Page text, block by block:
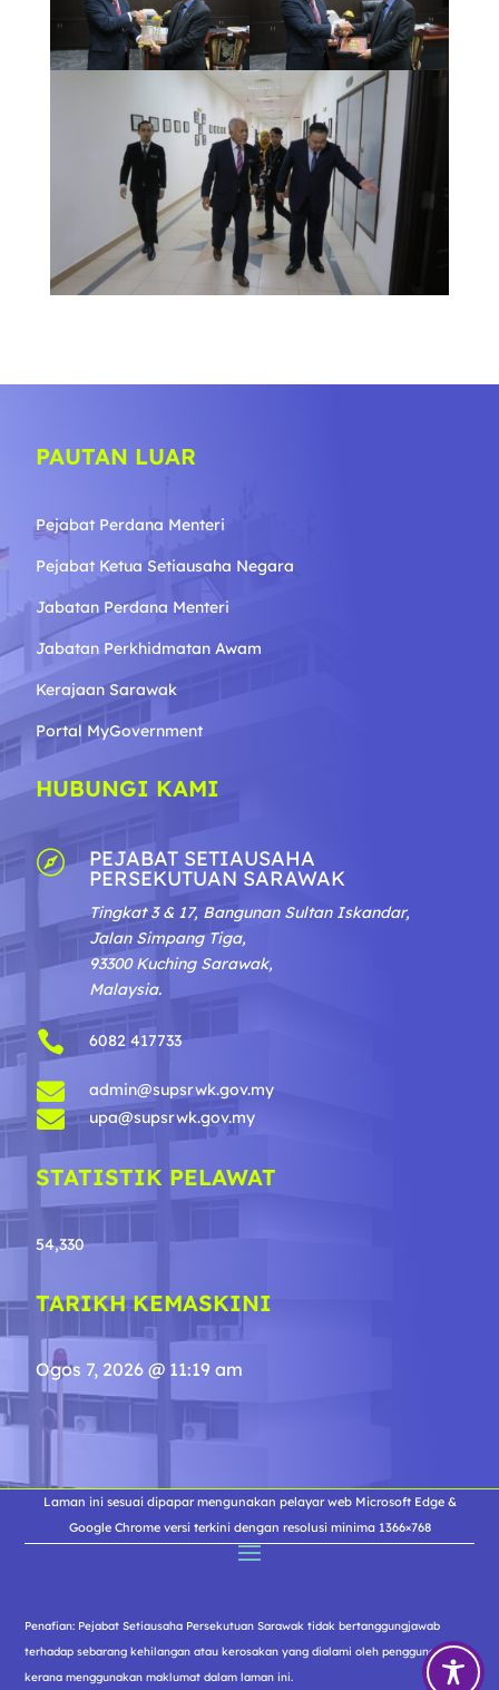
PAUTAN LUAR
Pejabat Perdana Menteri
Pejabat Ketua Setiausaha Negara
Jabatan Perdana Menteri
Jabatan Perkhidmatan Awam
Kerajaan Sarawak
Portal MyGovernment
HUBUNGI KAMI
 PEJABAT SETIAUSAHA
PERSEKUTUAN SARAWAK
Tingkat 3 & 17, Bangunan Sultan Iskandar,
Jalan Simpang Tiga,
93300 Kuching Sarawak,
Malaysia.
 6082 417733
 admin@supsrwk.gov.my
 upa@supsrwk.gov.my
STATISTIK PELAWAT
54,330
TARIKH KEMASKINI
Ogos 7, 2026 @ 11:19 am
Laman ini sesuai dipapar mengunakan pelayar web Microsoft Edge &
Google Chrome versi terkini dengan resolusi minima 1366×768
Penafian: Pejabat Setiausaha Persekutuan Sarawak tidak bertanggungjawab
terhadap sebarang kehilangan atau kerosakan yang dialami oleh pengguna
kerana menggunakan maklumat dalam laman ini.